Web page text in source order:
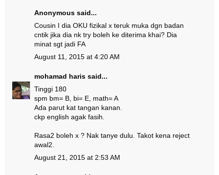
Anonymous said...
Cousin I dia OKU fizikal x teruk muka dgn badan
cntik jika dia nk try boleh ke diterima khai? Dia
minat sgt jadi FA
August 11, 2015 at 4:20 AM
mohamad haris said...
Tinggi 180
spm bm= B, bi= E, math= A
Ada parut kat tangan kanan.
ckp english agak fasih.
Rasa2 boleh x ? Nak tanye dulu. Takot kena reject
awal2.
August 21, 2015 at 2:53 AM